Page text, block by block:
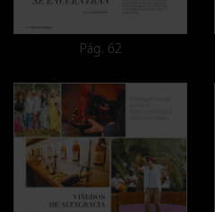
Pág. 62